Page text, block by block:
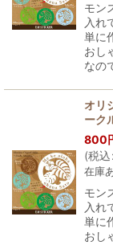
モン
入れ
単に
おし
なの
オリ
ーク
800
(税込:
在庫
モン
入れ
単に
おし